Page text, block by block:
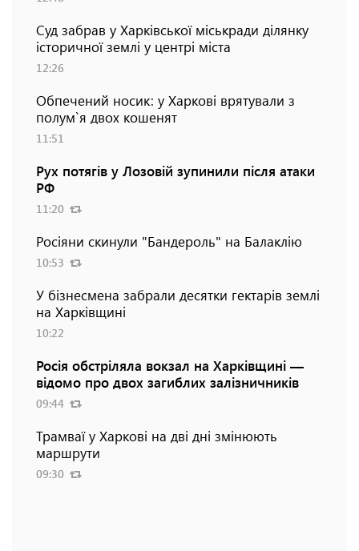
Суд забрав у Харківської міськради ділянку
історичної землі у центрі міста
12:26
Обпечений носик: у Харкові врятували з
полум`я двох кошенят
11:51
Рух потягів у Лозовій зупинили після атаки
РФ
11:20
Росіяни скинули "Бандероль" на Балаклію
10:53
У бізнесмена забрали десятки гектарів землі
на Харківщині
10:22
Росія обстріляла вокзал на Харківщині —
відомо про двох загиблих залізничників
09:44
Трамваї у Харкові на дві дні змінюють
маршрути
09:30